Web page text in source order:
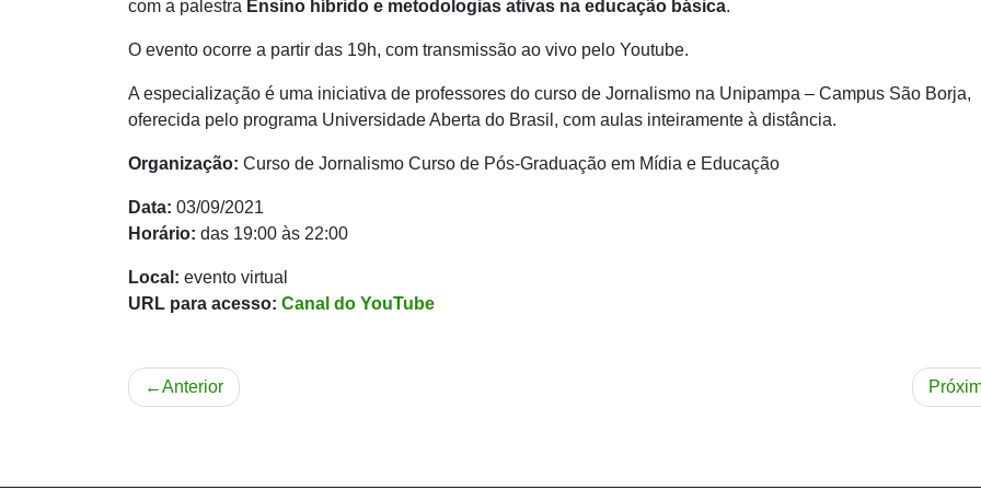
com a palestra Ensino híbrido e metodologias ativas na educação básica.
O evento ocorre a partir das 19h, com transmissão ao vivo pelo Youtube.
A especialização é uma iniciativa de professores do curso de Jornalismo na Unipampa – Campus São Borja,
oferecida pelo programa Universidade Aberta do Brasil, com aulas inteiramente à distância.
Organização: Curso de Jornalismo Curso de Pós-Graduação em Mídia e Educação
Data: 03/09/2021
Horário: das 19:00 às 22:00
Local: evento virtual
URL para acesso: Canal do YouTube
Navegação
Anterior